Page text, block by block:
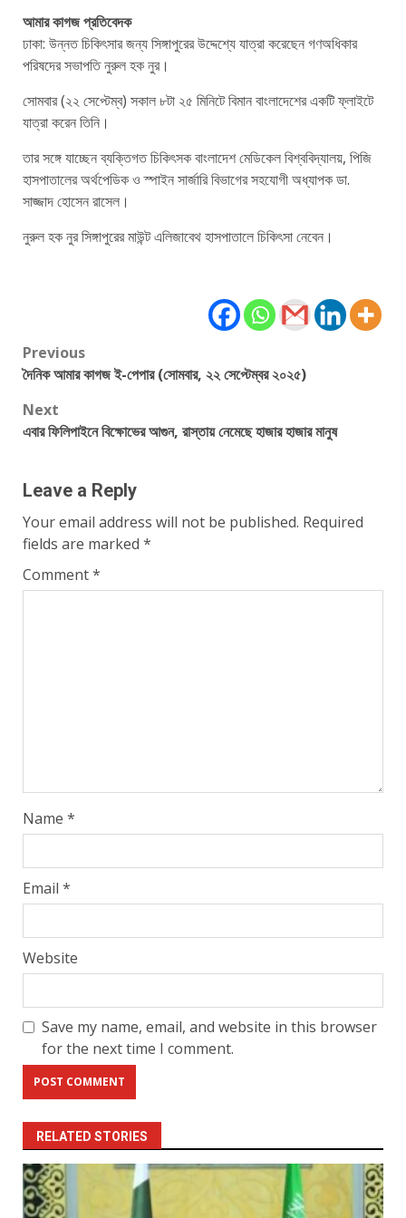
আমার কাগজ প্রতিবেদক
ঢাকা: উন্নত চিকিৎসার জন্য সিঙ্গাপুরের উদ্দেশ্যে যাত্রা করেছেন গণঅধিকার
পরিষদের সভাপতি নুরুল হক নুর।
সোমবার (২২ সেপ্টেম্ব) সকাল ৮টা ২৫ মিনিটে বিমান বাংলাদেশের একটি ফ্লাইটে
যাত্রা করেন তিনি।
তার সঙ্গে যাচ্ছেন ব্যক্তিগত চিকিৎসক বাংলাদেশ মেডিকেল বিশ্ববিদ্যালয়, পিজি
হাসপাতালের অর্থপেডিক ও স্পাইন সার্জারি বিভাগের সহযোগী অধ্যাপক ডা.
সাজ্জাদ হোসেন রাসেল।
নুরুল হক নুর সিঙ্গাপুরের মাউন্ট এলিজাবেথ হাসপাতালে চিকিৎসা নেবেন।
Post
Previous
দৈনিক আমার কাগজ ই-পেপার (সোমবার, ২২ সেপ্টেম্বর ২০২৫)
Next
এবার ফিলিপাইনে বিক্ষোভের আগুন, রাস্তায় নেমেছে হাজার হাজার মানুষ
Leave a Reply
Your email address will not be published. Required
fields are marked *
Comment*
Name *
Email *
Website
Save my name, email, and website in this browser
for the next time I comment.
RELATED STORIES